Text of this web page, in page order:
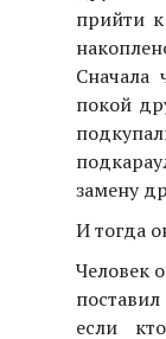
прийти
Сначала
покой
замену
И тогда
Человек
если